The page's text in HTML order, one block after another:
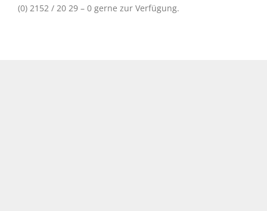
(0) 2152 / 20 29 – 0 gerne zur Verfügung.